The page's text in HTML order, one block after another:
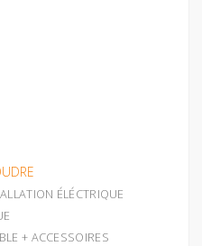
ÉLÉCTRIQUE
+ ACCESSOIRES